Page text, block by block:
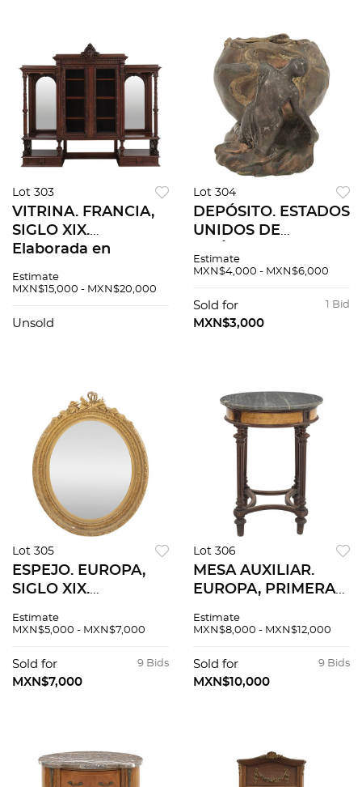
Lot 303
VITRINA. FRANCIA,
SIGLO XIX.
Elaborada en
vidrio.
Estimate
MXN$15,000 - MXN$20,000
Unsold
Lot 304
DEPÓSITO. ESTADOS
UNIDOS DE
En cobre patinado a
Firmado en un
costado "E
Estimate
MXN$4,000 - MXN$6,000
1 Bid
Sold for
MXN$3,000
Lot 305
ESPEJO. EUROPA,
SIGLO XIX.
madera tallada y
biselada. 79 x 62 cm.
Estimate
MXN$5,000 - MXN$7,000
9 Bids
Sold for
MXN$7,000
Lot 306
MESA AUXILIAR.
EUROPA, PRIMERA
XX. En madera
circular de mármol
negro. 75 x 70 cm
Estimate
MXN$8,000 - MXN$12,000
9 Bids
Sold for
MXN$10,000